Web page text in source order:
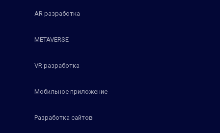
AR разработка
METAVERSE
VR разработка
Мобильное приложение
Разработка сайтов